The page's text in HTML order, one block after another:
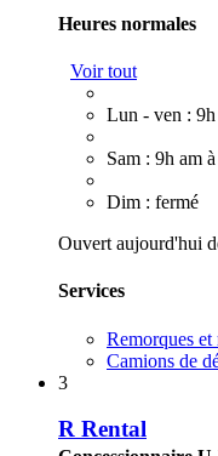
Heures normales
Voir tout
Lun - ven :
Sam : 9h am
Dim : fermé
Ouvert aujourd'hui
Services
Remorques et
Camions de
3
R Rental